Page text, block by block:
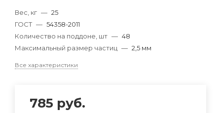
Вес, кг — 25
ГОСТ — 54358-2011
Количество на поддоне, шт — 48
Максимальный размер частиц — 2,5 мм
Все характеристики
785 руб.